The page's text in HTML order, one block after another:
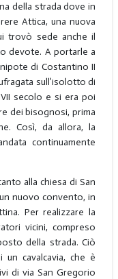
della strada dove in
Attica, una nuova
trovò sede anche il
devote. A portarle a
di Costantino II
sull’isolotto di
secolo e si era poi
dei bisognosi, prima
Così, da allora, la
continuamente
alla chiesa di San
nuovo convento, in
Per realizzare la
vicini, compreso
della strada. Ciò
cavalcavia, che è
di via San Gregorio